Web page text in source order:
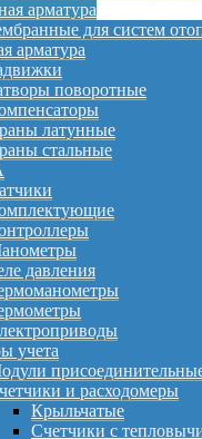
арматура
для систем
арматура
поворотные
латунные
стальные
давления
учета
и расходомеры
Крыльчатые
Счетчики с